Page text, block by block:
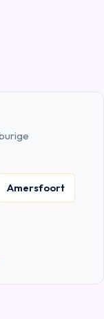
Amersfoort